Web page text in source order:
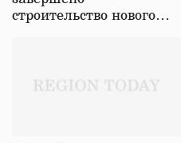
строительство нового…